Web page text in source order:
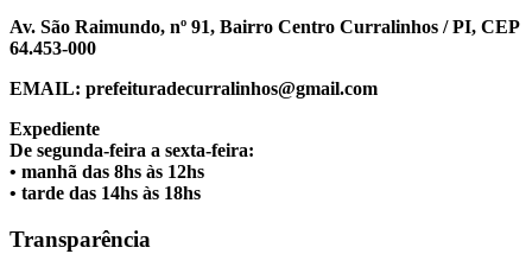
Av. São Raimundo, nº 91, Bairro Centro Curralinhos / PI, CEP
64.453-000
EMAIL: prefeituradecurralinhos@gmail.com
Expediente
De segunda-feira a sexta-feira:
• manhã das 8hs às 12hs
• tarde das 14hs às 18hs
Transparência